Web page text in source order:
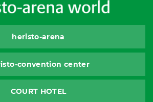
heristo-arena
convention center
COURT HOTEL